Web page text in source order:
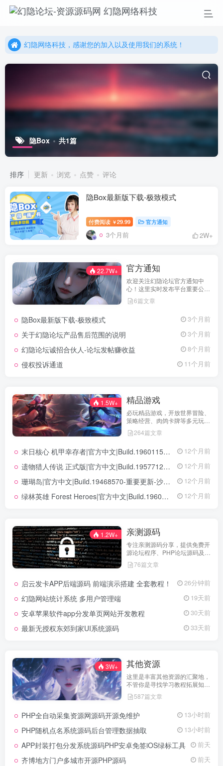
幻隐网络科技，感谢您的加入以及使用我们的系统！
幻隐网络科技，感谢您的加入以及使用我们的系统！
隐Box 共1篇
排序 更新 浏览 点赞 评论
隐Box最新版下载-极致模式
付费阅读 ￥29.99 官方通知
3个月前 2W+
22.7W+ 官方通知
欢迎关注幻隐论坛官方通知中
心！这里实时发布平台重要公
告、活动规则、功能更新、安全
提醒及用户权益说明，确保每位
们坚持公开透明，通过权威通知
坛获得更优质、安全的使用体
验！立即查看，不错过关键信
息！
6篇文章
隐Box最新版下载-极致模式 3个月前
关于幻隐论坛产品售后范围的说明 3个月前
幻隐论坛诚招合伙人-论坛发帖赚收益 8个月前
侵权投诉通道 11个月前
1.5W+ 精品游戏
必玩精品游戏，开放世界冒险、
策略经营、肉鸽卡牌等多元玩
法，满足不同玩家的喜好 。
264篇文章
末日核心 机甲幸存者|官方中文|Build.19601158|解压即撸| 12个月前
遗物猎人传说 正式版|官方中文|Build.19577129+全DLC|解压即撸| 12个月前
珊瑚岛|官方中文|Build.19468570-重要更新-沙盒|解压即撸| 12个月前
绿林英雄 Forest Heroes|官方中文|Build.19609351+全DLC|解压即撸| 12个月前
1.2W+ 亲测源码
专注亲测源码分享，提供免费开
源论坛程序、PHP论坛源码及论
坛搭建解决方案，所有源码均经
实际测试可用，助力快速搭建稳
的论坛运营之路。
76篇文章
启云发卡APP后端源码 前端演示搭建 全套教程！ 26分钟前
幻隐网站统计系统 多用户管理端 19天前
安卓苹果软件app分发单页网站开发教程 30天前
最新无授权东郊到家UI系统源码 33天前
3W+ 其他资源
这里是丰富其他资源的汇聚地，
不管你是寻找学习教程拓展知
识，还是搜集各类素材激发创作
灵感，亦或是查询专业数据辅助
源定期更新、分类清晰、下载便
务，快来探索发现所需资源！
587篇文章
PHP全自动采集资源网源码开源免维护 13小时前
PHP随机点名系统源码后台管理数据抽取 13小时前
APP封装打包分发系统源码PHP安卓免签iOS绿标工具 前天
齐博地方门户多城市开源PHP源码 前天